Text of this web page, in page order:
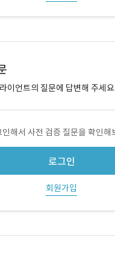
이언트의 질문에 답변해 주세요.
인해서 사전 검증 질문을 확인해
로그인
회원가입